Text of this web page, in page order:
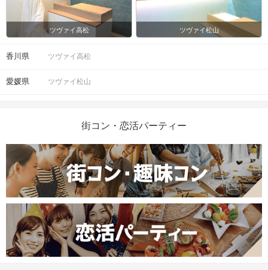
ツヴァイ高松 ツヴァイ松山
香川県 ツヴァイ高松
愛媛県 ツヴァイ松山
街コン・恋活パーティー